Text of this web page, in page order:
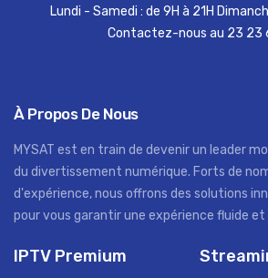
Lundi - Samedi : de 9H à 21H
Contactez-nous au 23 23
À Propos De Nous
MYSAT est en train de devenir un leader
du divertissement numérique. Forts de
d'expérience, nous offrons des solutions
pour vous garantir une expérience fluide
IPTV Premium